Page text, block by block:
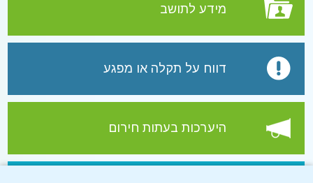
מידע לתושב
דווח על תקלה או מפגע
היערכות בעתות חירום